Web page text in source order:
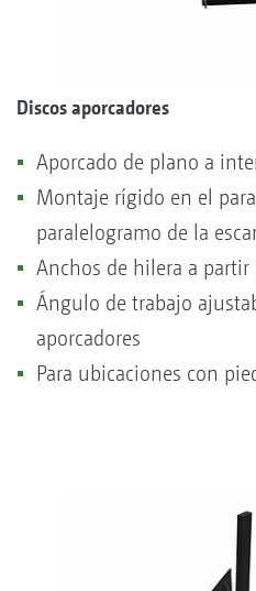
Discos aporcadores
Aporcado de plano a
Montaje rígido en el
paralelogramo de la
Anchos de hilera a partir
Ángulo de trabajo
aporcadores
Para ubicaciones con